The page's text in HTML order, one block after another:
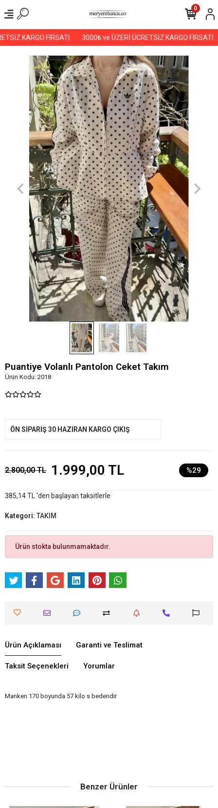
KARGO FIRSATI 3000₺ ve ÜZERİ ÜCRETSİZ KARGO FIRSATI
0
Puantiye Volanlı Pantolon Ceket Takım
Ürün Kodu: 2018
ÖN SİPARİŞ 30 HAZİRAN KARGO ÇIKIŞ
2.800,00 TL 1.999,00 TL %29
385,14 TL 'den başlayan taksitlerle
Kategori: TAKIM
Ürün stokta bulunmamaktadır.
Ürün Açıklaması Garanti ve Teslimat
Taksit Seçenekleri Yorumlar
Manken 170 boyunda 57 kilo s bedendir
Benzer Ürünler